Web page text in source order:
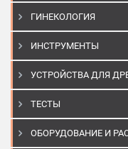
ГИНЕКОЛОГИЯ
ИНСТРУМЕНТЫ
УСТРОЙСТВА ДЛЯ
ТЕСТЫ
ОБОРУДОВАНИЕ И